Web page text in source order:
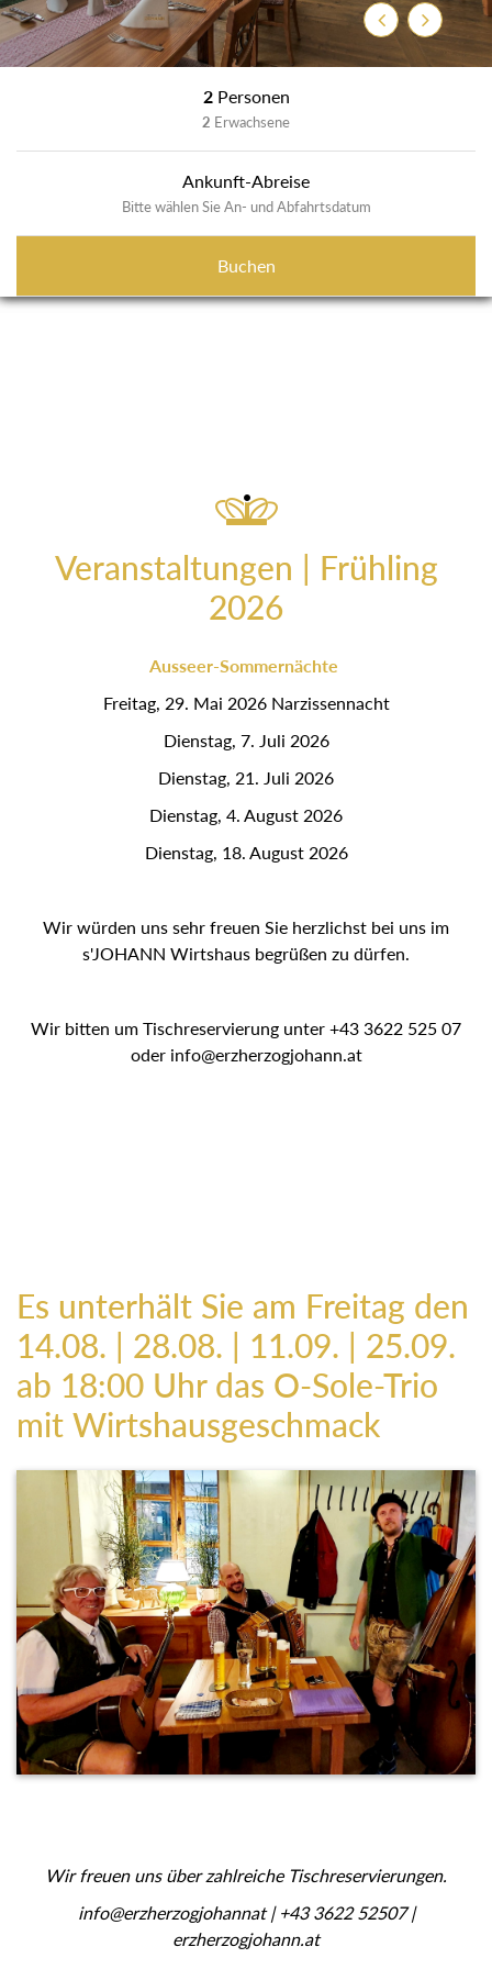
ZurückWeiter
2 Personen
2 Erwachsene
Ankunft-Abreise
Bitte wählen Sie An- und Abfahrtsdatum
Buchen
Veranstaltungen | Frühling
2026
Ausseer-Sommernächte
Freitag, 29. Mai 2026 Narzissennacht
Dienstag, 7. Juli 2026
Dienstag, 21. Juli 2026
Dienstag, 4. August 2026
Dienstag, 18. August 2026
Wir würden uns sehr freuen Sie herzlichst bei uns im
s'JOHANN Wirtshaus begrüßen zu dürfen.
Wir bitten um Tischreservierung unter +43 3622 525 07
oder info@erzherzogjohann.at
Es unterhält Sie am Freitag den
14.08. | 28.08. | 11.09. | 25.09.
ab 18:00 Uhr das O-Sole-Trio
mit Wirtshausgeschmack
Wir freuen uns über zahlreiche Tischreservierungen.
info@erzherzogjohannat | +43 3622 52507 |
erzherzogjohann.at